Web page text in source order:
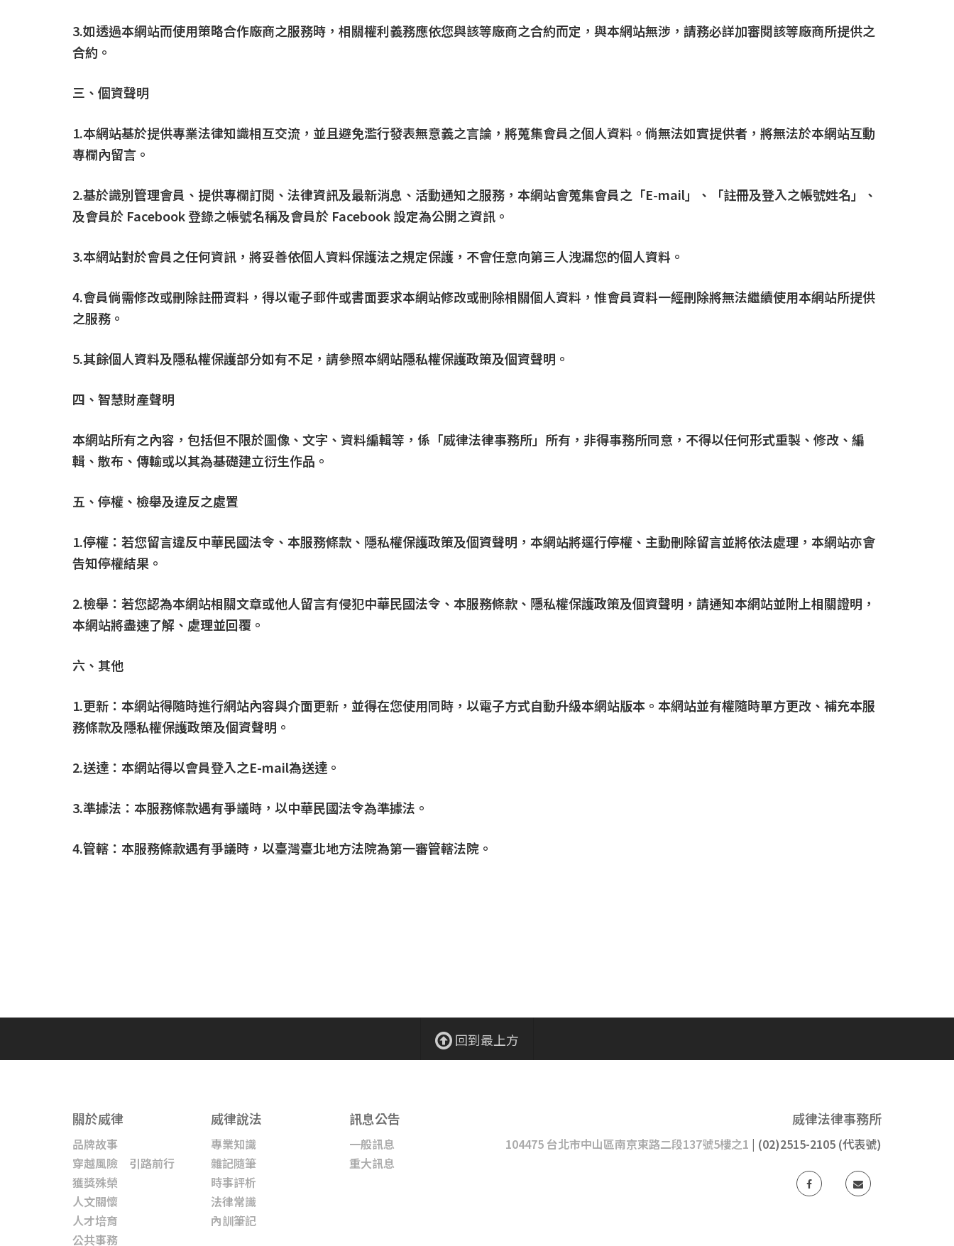
3.如透過本網站而使用策略合作廠商之服務時，相關權利義務應依您與該等廠商之合約而定，與本網站無涉，請務必詳加審閱該等廠商所提供之
合約。
三、個資聲明
1.本網站基於提供專業法律知識相互交流，並且避免濫行發表無意義之言論，將蒐集會員之個人資料。倘無法如實提供者，將無法於本網站互動
專欄內留言。
2.基於識別管理會員、提供專欄訂閱、法律資訊及最新消息、活動通知之服務，本網站會蒐集會員之「E-mail」、「註冊及登入之帳號姓名」、
及會員於 Facebook 登錄之帳號名稱及會員於 Facebook 設定為公開之資訊。
3.本網站對於會員之任何資訊，將妥善依個人資料保護法之規定保護，不會任意向第三人洩漏您的個人資料。
4.會員倘需修改或刪除註冊資料，得以電子郵件或書面要求本網站修改或刪除相關個人資料，惟會員資料一經刪除將無法繼續使用本網站所提供
之服務。
5.其餘個人資料及隱私權保護部分如有不足，請參照本網站隱私權保護政策及個資聲明。
四、智慧財產聲明
本網站所有之內容，包括但不限於圖像、文字、資料編輯等，係「威律法律事務所」所有，非得事務所同意，不得以任何形式重製、修改、編
輯、散布、傳輸或以其為基礎建立衍生作品。
五、停權、檢舉及違反之處置
1.停權：若您留言違反中華民國法令、本服務條款、隱私權保護政策及個資聲明，本網站將逕行停權、主動刪除留言並將依法處理，本網站亦會
告知停權結果。
2.檢舉：若您認為本網站相關文章或他人留言有侵犯中華民國法令、本服務條款、隱私權保護政策及個資聲明，請通知本網站並附上相關證明，
本網站將盡速了解、處理並回覆。
六、其他
1.更新：本網站得隨時進行網站內容與介面更新，並得在您使用同時，以電子方式自動升級本網站版本。本網站並有權隨時單方更改、補充本服
務條款及隱私權保護政策及個資聲明。
2.送達：本網站得以會員登入之E-mail為送達。
3.準據法：本服務條款遇有爭議時，以中華民國法令為準據法。
4.管轄：本服務條款遇有爭議時，以臺灣臺北地方法院為第一審管轄法院。
回到最上方
關於威律
品牌故事
穿越風險 引路前行
獲獎殊榮
人文關懷
人才培育
公共事務
威律說法
專業知識
雜記隨筆
時事評析
法律常識
內訓筆記
訊息公告
一般訊息
重大訊息
威律法律事務所
104475 台北市中山區南京東路二段137號5樓之1 | (02)2515-2105 (代表號)